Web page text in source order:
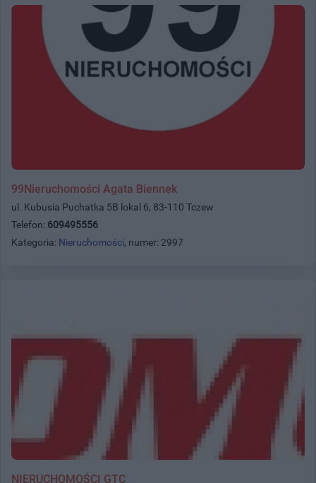
99Nieruchomości Agata Biennek
ul. Kubusia Puchatka 5B lokal 6, 83-110 Tczew
Telefon: 609495556
Kategoria: Nieruchomości, numer: 2997
NIERUCHOMOŚCI GTC